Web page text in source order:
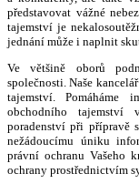
představovat vážné
tajemství je
jednání může i naplnit
Ve většině oborů
společnosti. Naše
tajemství. Pomáháme
obchodního tajemství
poradenství při přípravě
nežádoucímu úniku
právní ochranu Vašeho
ochrany prostřednictvím